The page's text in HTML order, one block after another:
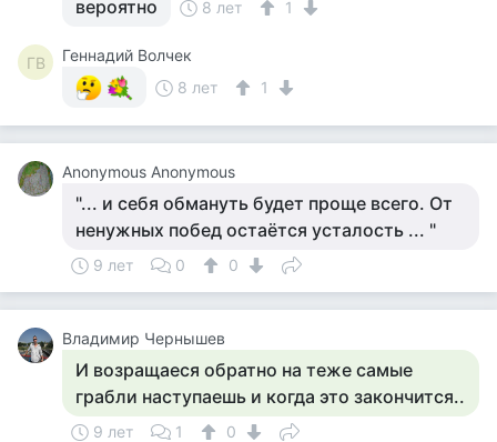
вероятно 8 лет 1
ГВ
Геннадий Волчек
8 лет
1
Anonymous Anonymous
"... и себя обмануть будет проще всего. От
ненужных побед остаётся усталость ... "
9 лет 0 0
Владимир Чернышев
И возращаеся обратно на теже самые
грабли наступаешь и когда это закончится..
9 лет 1
0